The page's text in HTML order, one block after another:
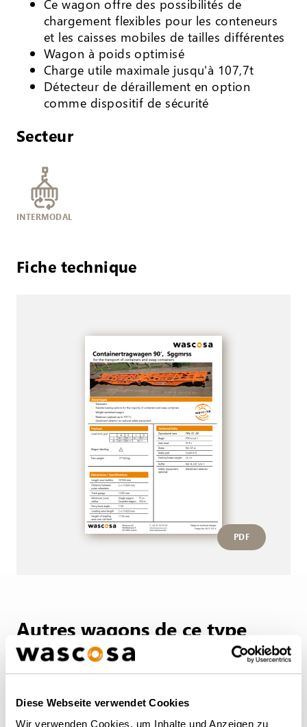
Diese Webseite verwendet Cookies
Wir verwenden Cookies, um Inhalte und Anzeigen zu
Ce wagon offre des possibilités de
chargement flexibles pour les conteneurs
et les caisses mobiles de tailles différentes
Wagon à poids optimisé
Charge utile maximale jusqu'à 107,7t
Détecteur de déraillement en option
comme dispositif de sécurité
Secteur
INTERMODAL
Fiche technique
PDF
Autres wagons de ce type